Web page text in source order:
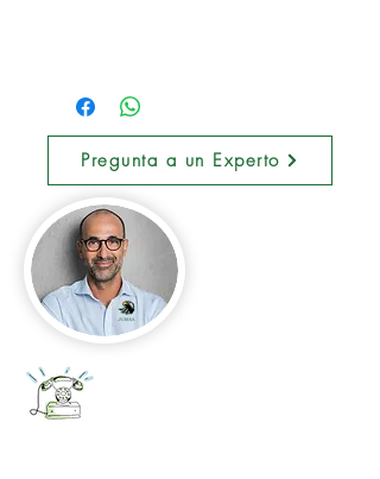
Pregunta a un Experto